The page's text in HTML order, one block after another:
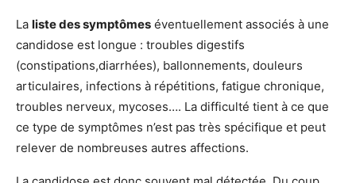
La liste des symptômes éventuellement associés à une
candidose est longue : troubles digestifs
(constipations,diarrhées), ballonnements, douleurs
articulaires, infections à répétitions, fatigue chronique,
troubles nerveux, mycoses…. La difficulté tient à ce que
ce type de symptômes n’est pas très spécifique et peut
relever de nombreuses autres affections.